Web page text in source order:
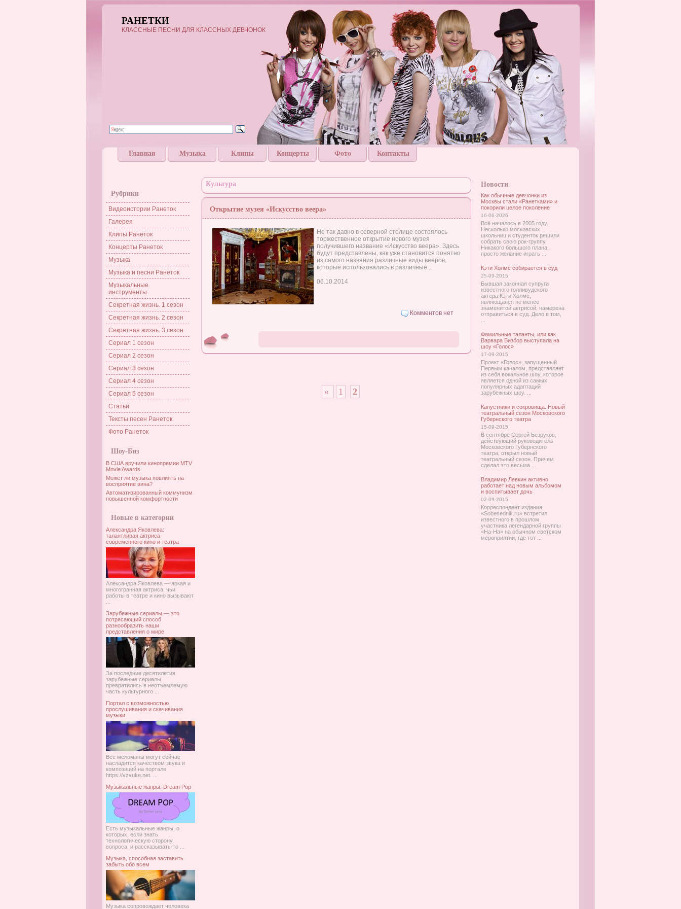
РАНЕТКИ
КЛАССНЫЕ ПЕСНИ ДЛЯ КЛАССНЫХ ДЕВЧОНОК
Главная Музыка Клипы Концерты Фото Контакты
Рубрики
Видеоистории Ранеток
Галерея
Клипы Ранеток
Концерты Ранеток
Музыка
Музыка и песни Ранеток
Музыкальные
инструменты
Секретная жизнь. 1 сезон
Секретная жизнь. 2 сезон
Секретная жизнь. 3 сезон
Сериал 1 сезон
Сериал 2 сезон
Сериал 3 сезон
Сериал 4 сезон
Сериал 5 сезон
Статьи
Тексты песен Ранеток
Фото Ранеток
Шоу-Биз
В США вручили кинопремии MTV
Movie Awards
Может ли музыка повлиять на
восприятие вина?
Автоматизированный коммунизм
повышенной комфортности
Новые в категории
Александра Яковлева:
талантливая актриса
современного кино и театра
Александра Яковлева — яркая и
многогранная актриса, чьи
работы в театре и кино вызывают
Зарубежные сериалы — это
потрясающий способ
разнообразить наши
представления о мире
За последние десятилетия
зарубежные сериалы
превратились в неотъемлемую
часть культурного ...
Портал с возможностью
прослушивания и скачивания
музыки
Все меломаны могут сейчас
насладится качеством звука и
композиций на портале
https://vzvuke.net. ...
Музыкальные жанры. Dream Pop
Есть музыкальные жанры, о
которых, если знать
технологическую сторону
вопроса, и рассказывать-то ...
Музыка, способная заставить
забыть обо всем
Музыка сопровождает человека
Культура
Открытие музея «Искусство веера»
Не так давно в северной столице состоялось
торжественное открытие нового музея
получившего название «Искусство веера». Здесь
будут представлены, как уже становится понятно
из самого названия различные виды вееров,
которые использовались в различные...
06.10.2014
Комментов нет
« 1 2
Новости
Как обычные девчонки из
Москвы стали «Ранетками» и
покорили целое поколение
16-06-2026
Всё началось в 2005 году.
Несколько московских
школьниц и студенток решили
собрать свою рок-группу.
Никакого большого плана,
просто желание играть ...
Кэти Холмс собирается в суд
25-09-2015
Бывшая законная супруга
известного голливудского
актера Кэти Холмс,
являющаяся не менее
знаменитой актрисой, намерена
отправиться в суд. Дело в том,
Фамильные таланты, или как
Варвара Визбор выступала на
шоу «Голос»
17-09-2015
Проект «Голос», запущенный
Первым каналом, представляет
из себя вокальное шоу, которое
является одной из самых
популярных адаптаций
зарубежных шоу. ...
Капустники и сокровища. Новый
театральный сезон Московского
Губернского театра
15-09-2015
В сентябре Сергей Безруков,
действующий руководитель
Московского Губернского
театра, открыл новый
театральный сезон. Причем
сделал это весьма ...
Владимир Левкин активно
работает над новым альбомом
и воспитывает дочь
02-09-2015
Корреспондент издания
«Sobesednik.ru» встретил
известного в прошлом
участника легендарной группы
«На-На» на обычном светском
мероприятии, где тот ...